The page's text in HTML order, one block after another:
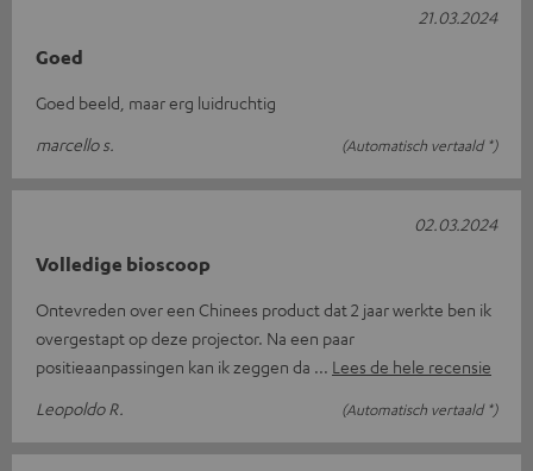
Goed
Goed beeld, maar erg luidruchtig
marcello s.
(Automatisch vertaald *)
21.03.2024
Volledige bioscoop
Ontevreden over een Chinees product dat 2 jaar werkte ben ik
overgestapt op deze projector. Na een paar
positieaanpassingen kan ik zeggen da
Lees de hele recensie
Leopoldo R.
(Automatisch vertaald *)
02.03.2024